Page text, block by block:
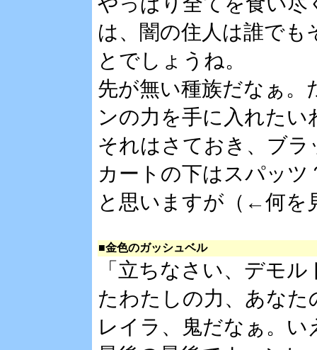
は、闇の住人は誰で
とでしょうね。
先が無い種族だなぁ
ンの力を手に入れたい
それはさておき、ブ
カートの下はスパッ
と思いますが（←何を
■金色のガッシュベル
「立ちなさい、デモ
たわたしの力、あな
レイラ、鬼だなぁ。